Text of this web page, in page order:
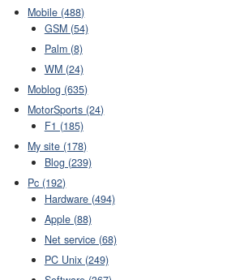
Mobile (488)
GSM (54)
Palm (8)
WM (24)
Moblog (635)
MotorSports (24)
F1 (185)
My site (178)
Blog (239)
Pc (192)
Hardware (494)
Apple (88)
Net service (68)
PC Unix (249)